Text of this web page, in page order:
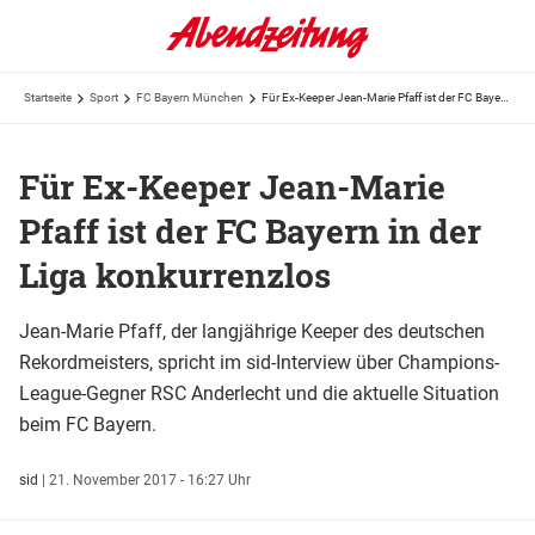
Startseite Sport FC Bayern München
Für Ex-Keeper Jean-Marie
Pfaff ist der FC Bayern in der
Liga konkurrenzlos
Jean-Marie Pfaff, der langjährige Keeper des deutschen
Rekordmeisters, spricht im sid-Interview über Champions-
League-Gegner RSC Anderlecht und die aktuelle Situation
beim FC Bayern.
sid | 21. November 2017 - 16:27 Uhr